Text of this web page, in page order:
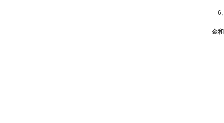
采
6
7
金
小
视
单
连
切
弦
椭
量
测